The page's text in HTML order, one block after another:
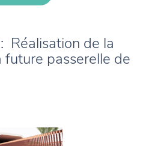
Réalisation de la
passerelle de